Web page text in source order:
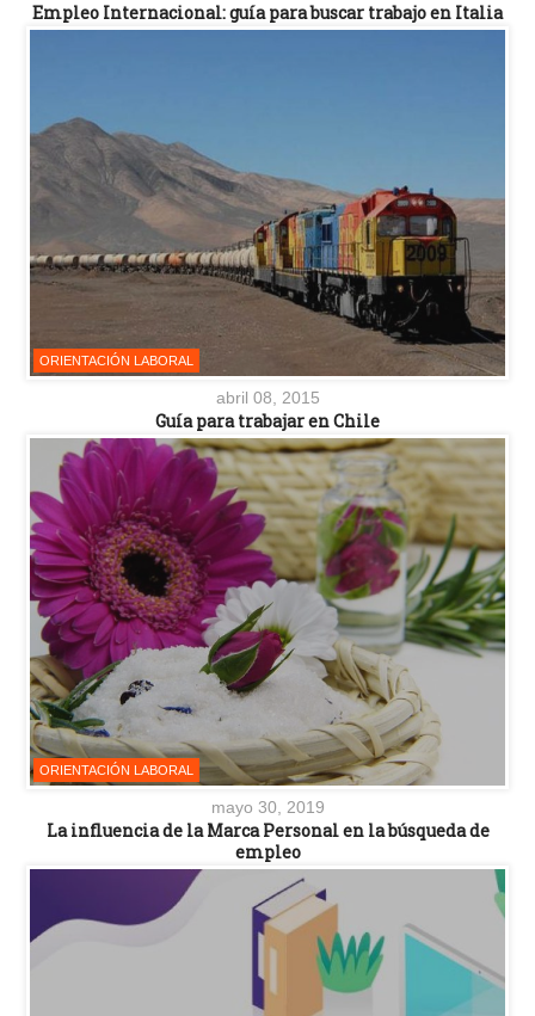
Empleo Internacional: guía para buscar trabajo en Italia
ORIENTACIÓN LABORAL
abril 08, 2015
Guía para trabajar en Chile
ORIENTACIÓN LABORAL
mayo 30, 2019
La influencia de la Marca Personal en la búsqueda de
empleo